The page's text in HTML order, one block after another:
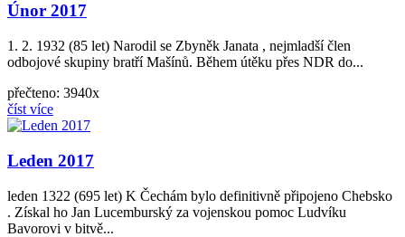
Únor 2017
1. 2. 1932 (85 let) Narodil se Zbyněk Janata , nejmladší člen
odbojové skupiny bratří Mašínů. Během útěku přes NDR do...
přečteno: 3940x
číst více
Leden 2017
leden 1322 (695 let) K Čechám bylo definitivně připojeno Chebsko
. Získal ho Jan Lucemburský za vojenskou pomoc Ludvíku
Bavorovi v bitvě...